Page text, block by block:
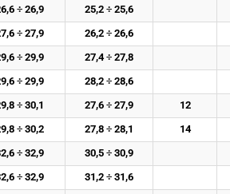
÷ 26,9
25,2 ÷ 25,6
÷ 27,9
26,2 ÷ 26,6
÷ 29,9
27,4 ÷ 27,8
÷ 29,9
28,2 ÷ 28,6
÷ 30,1
27,6 ÷ 27,9 12
÷ 30,2
27,8 ÷ 28,1 14
÷ 32,9
30,5 ÷ 30,9
÷ 32,9
31,2 ÷ 31,6